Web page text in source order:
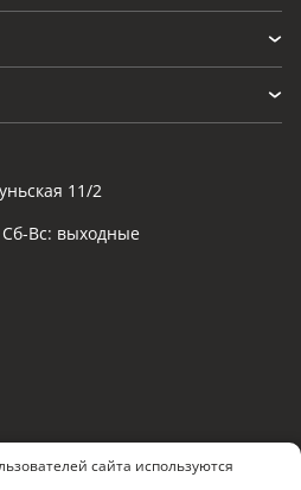
сайта используются
11/2
Вс: выходные